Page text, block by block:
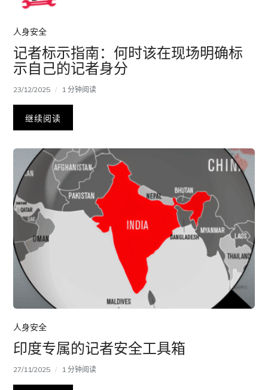
人身安全
记者标示指南：何时该在现场明确标
示自己的记者身分
23/12/2025 1 分钟阅读
继续阅读
人身安全
印度专属的记者安全工具箱
27/11/2025 1 分钟阅读